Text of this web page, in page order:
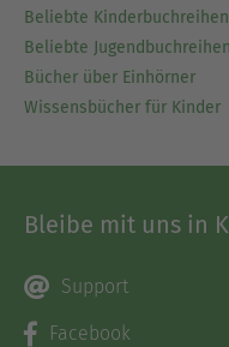
Beliebte Kinderbuchreihen
Beliebte Jugendbuchreihen
Bücher über Einhörner
Wissensbücher für Kinder
Bleibe mit uns in
Support
Facebook